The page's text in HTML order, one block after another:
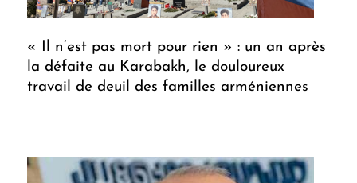
« Il n’est pas mort pour rien » : un an après
la défaite au Karabakh, le douloureux
travail de deuil des familles arméniennes